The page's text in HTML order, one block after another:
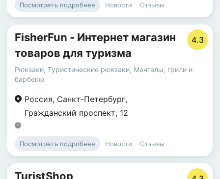
Посмотреть подробнее Новости Отзывы
FisherFun - Интернет магазин
товаров для туризма
4.3
Рюкзаки, Туристические рюкзаки, Мангалы, грили и
барбекю
Россия, Санкт-Петербург,
Гражданский проспект, 12
Посмотреть подробнее Новости Отзывы
TuristShop